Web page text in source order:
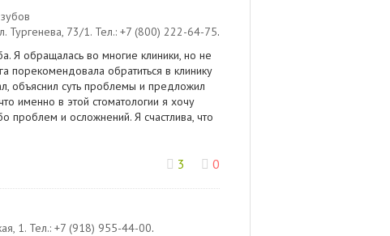
Тургенева, 73/1. Тел.: +7 (800) 222-64-75.
Я обращалась во многие клиники, но не
порекомендовала обратиться в клинику
объяснил суть проблемы и предложил
именно в этой стоматологии я хочу
проблем и осложнений. Я счастлива, что
3 0
1. Тел.: +7 (918) 955-44-00.